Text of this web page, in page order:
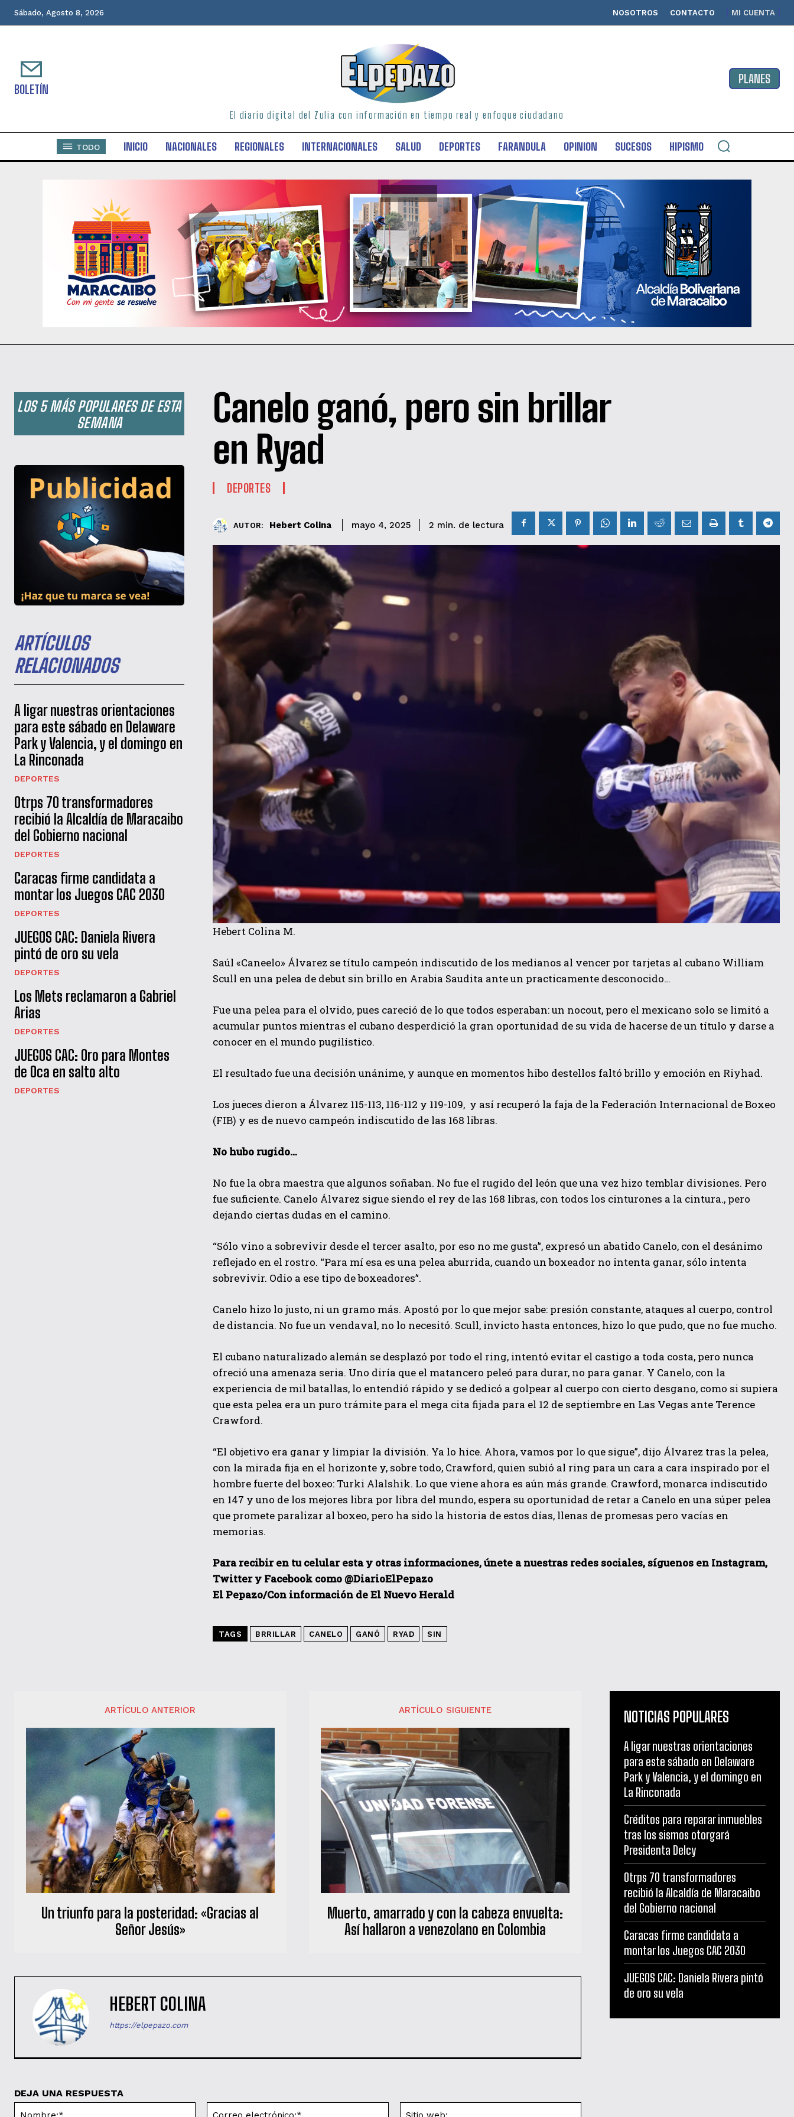
QUIERO SUSCRIBIRME
He leído y acepto las Política de privacidad
Sábado, Agosto 8, 2026 NOSOTROS CONTACTO MI CUENTA
BOLETÍN
El diario digital del Zulia con información en tiempo real y enfoque ciudadano
PLANES
TODO INICIO NACIONALES REGIONALES INTERNACIONALES SALUD DEPORTES FARANDULA OPINION SUCESOS HIPISMO
LOS 5 MÁS POPULARES DE ESTA
SEMANA
ARTÍCULOS
RELACIONADOS
A ligar nuestras orientaciones
para este sábado en Delaware
Park y Valencia, y el domingo en
La Rinconada
DEPORTES
Otrps 70 transformadores
recibió la Alcaldía de Maracaibo
del Gobierno nacional
DEPORTES
Caracas firme candidata a
montar los Juegos CAC 2030
DEPORTES
JUEGOS CAC: Daniela Rivera
pintó de oro su vela
DEPORTES
Los Mets reclamaron a Gabriel
Arias
DEPORTES
JUEGOS CAC: Oro para Montes
de Oca en salto alto
DEPORTES
Canelo ganó, pero sin brillar
en Ryad
DEPORTES
AUTOR: Hebert Colina mayo 4, 2025 2 min. de lectura
Hebert Colina M.
Saúl «Caneelo» Álvarez se título campeón indiscutido de los medianos al vencer por tarjetas al cubano William
Scull en una pelea de debut sin brillo en Arabia Saudita ante un practicamente desconocido…
Fue una pelea para el olvido, pues careció de lo que todos esperaban: un nocout, pero el mexicano solo se limitó a
acumular puntos mientras el cubano desperdició la gran oportunidad de su vida de hacerse de un título y darse a
conocer en el mundo pugilístico.
El resultado fue una decisión unánime, y aunque en momentos hibo destellos faltó brillo y emoción en Riyhad.
Los jueces dieron a Álvarez 115-113, 116-112 y 119-109, y así recuperó la faja de la Federación Internacional de Boxeo
(FIB) y es de nuevo campeón indiscutido de las 168 libras.
No hubo rugido…
No fue la obra maestra que algunos soñaban. No fue el rugido del león que una vez hizo temblar divisiones. Pero
fue suficiente. Canelo Álvarez sigue siendo el rey de las 168 libras, con todos los cinturones a la cintura., pero
dejando ciertas dudas en el camino.
“Sólo vino a sobrevivir desde el tercer asalto, por eso no me gusta’‘, expresó un abatido Canelo, con el desánimo
reflejado en el rostro. “Para mí esa es una pelea aburrida, cuando un boxeador no intenta ganar, sólo intenta
sobrevivir. Odio a ese tipo de boxeadores’‘.
Canelo hizo lo justo, ni un gramo más. Apostó por lo que mejor sabe: presión constante, ataques al cuerpo, control
de distancia. No fue un vendaval, no lo necesitó. Scull, invicto hasta entonces, hizo lo que pudo, que no fue mucho.
El cubano naturalizado alemán se desplazó por todo el ring, intentó evitar el castigo a toda costa, pero nunca
ofreció una amenaza seria. Uno diría que el matancero peleó para durar, no para ganar. Y Canelo, con la
experiencia de mil batallas, lo entendió rápido y se dedicó a golpear al cuerpo con cierto desgano, como si supiera
que esta pelea era un puro trámite para el mega cita fijada para el 12 de septiembre en Las Vegas ante Terence
Crawford.
“El objetivo era ganar y limpiar la división. Ya lo hice. Ahora, vamos por lo que sigue”, dijo Álvarez tras la pelea,
con la mirada fija en el horizonte y, sobre todo, Crawford, quien subió al ring para un cara a cara inspirado por el
hombre fuerte del boxeo: Turki Alalshik. Lo que viene ahora es aún más grande. Crawford, monarca indiscutido
en 147 y uno de los mejores libra por libra del mundo, espera su oportunidad de retar a Canelo en una súper pelea
que promete paralizar al boxeo, pero ha sido la historia de estos días, llenas de promesas pero vacías en
memorias.
Para recibir en tu celular esta y otras informaciones, únete a nuestras redes sociales, síguenos en Instagram,
Twitter y Facebook como @DiarioElPepazo
El Pepazo/Con información de El Nuevo Herald
TAGS BRRILLAR CANELO GANÓ RYAD SIN
ARTÍCULO ANTERIOR
Un triunfo para la posteridad: «Gracias al
Señor Jesús»
ARTÍCULO SIGUIENTE
Muerto, amarrado y con la cabeza envuelta:
Así hallaron a venezolano en Colombia
HEBERT COLINA
https://elpepazo.com
DEJA UNA RESPUESTA
NOTICIAS POPULARES
A ligar nuestras orientaciones
para este sábado en Delaware
Park y Valencia, y el domingo en
La Rinconada
Créditos para reparar inmuebles
tras los sismos otorgará
Presidenta Delcy
Otrps 70 transformadores
recibió la Alcaldía de Maracaibo
del Gobierno nacional
Caracas firme candidata a
montar los Juegos CAC 2030
JUEGOS CAC: Daniela Rivera pintó
de oro su vela